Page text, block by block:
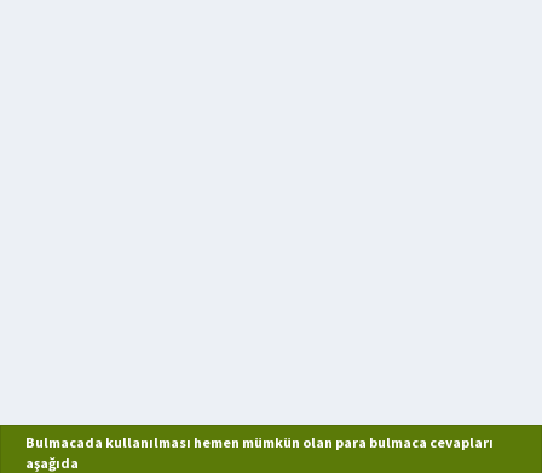
Bulmacada kullanılması hemen mümkün olan para bulmaca cevapları
aşağıda